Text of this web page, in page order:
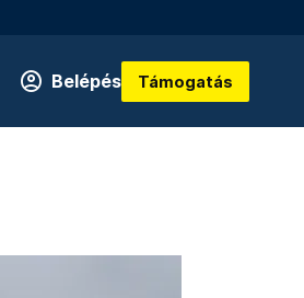
Belépés Támogatás